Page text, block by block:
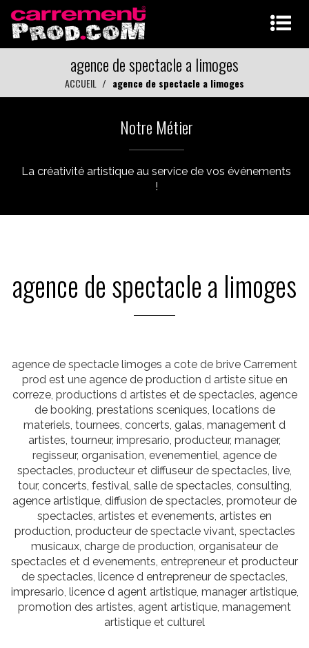
agence de spectacle a limoges
ACCUEIL agence de spectacle a limoges
Notre Métier
La créativité artistique au service de vos événements
!
agence de spectacle a limoges
agence de spectacle limoges a cote de brive Carrement
prod est une agence de production d artiste situe en
correze, productions d artistes et de spectacles, agence
de booking, prestations sceniques, locations de
materiels, tournees, concerts, galas, management d
artistes, tourneur, impresario, producteur, manager,
regisseur, organisation, evenementiel, agence de
spectacles, producteur et diffuseur de spectacles, live,
tour, concerts, festival, salle de spectacles, consulting,
agence artistique, diffusion de spectacles, promoteur de
spectacles, artistes et evenements, artistes en
production, producteur de spectacle vivant, spectacles
musicaux, charge de production, organisateur de
spectacles et d evenements, entrepreneur et producteur
de spectacles, licence d entrepreneur de spectacles,
impresario, licence d agent artistique, manager artistique,
promotion des artistes, agent artistique, management
artistique et culturel